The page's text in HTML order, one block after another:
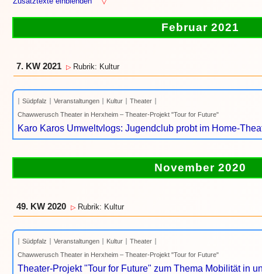
Februar 2021
7. KW 2021 ▷ Rubrik: Kultur
Südpfalz Veranstaltungen Kultur
Theater
Chawwerusch Theater in Herxheim – Theater-Projekt "Tour for Future"
Karo Karos Umweltvlogs: Jugendclub probt im Home-
November 2020
49. KW 2020 ▷ Rubrik: Kultur
Südpfalz Veranstaltungen Kultur
Theater
Chawwerusch Theater in Herxheim – Theater-Projekt "Tour for Future"
Theater-Projekt "Tour for Future" zum Thema Mobilität in